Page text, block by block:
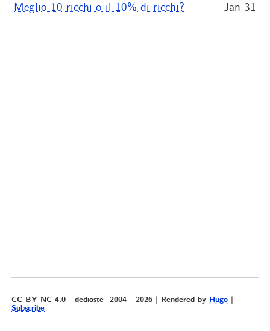
Meglio 10 ricchi o il 10% di ricchi? Jan 31
CC BY-NC 4.0 - dedioste- 2004 - 2026 | Rendered byHugo |
Subscribe